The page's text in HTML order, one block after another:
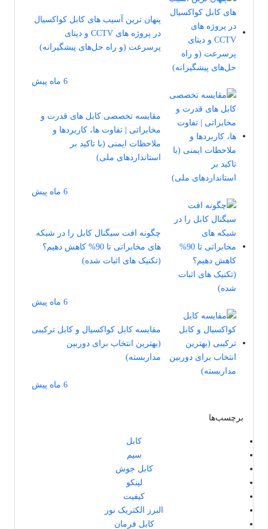
پنهان‌ ترین آسیب ‌های کابل کواکسیال
در پروژه ‌های CCTV و دیتای
پرسرعت (و راه‌ حل‌های پیشگیرانه)
6 ماه پیش
مقایسه تخصصی کابل‌ های قدرت و
مخابراتی | تفاوت‌ ها، کاربردها و
ملاحظات ایمنی (با تاکید بر
استانداردهای ملی)
6 ماه پیش
چگونه افت سیگنال کابل را در شبکه
‌های مخابراتی تا 90% کاهش دهیم؟
(تکنیک‌ های اثبات شده)
6 ماه پیش
مقایسه کابل کواکسیال و کابل ترکیبی
(بهترین انتخاب برای دوربین
مداربسته)
6 ماه پیش
برچسب‌ها
کابل
سیم
کابل جوش
لینکو
کیفیت
البرز الکتریک نور
کابل فرمان